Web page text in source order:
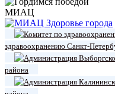
МИАЦ
здравоохранению Санкт-
района